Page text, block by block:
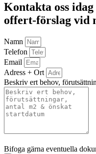
Kontakta oss
offert-förslag vid
Namn
Telefon
Email
Adress + Ort
Beskriv ert behov,
Bifoga gärna eventuella